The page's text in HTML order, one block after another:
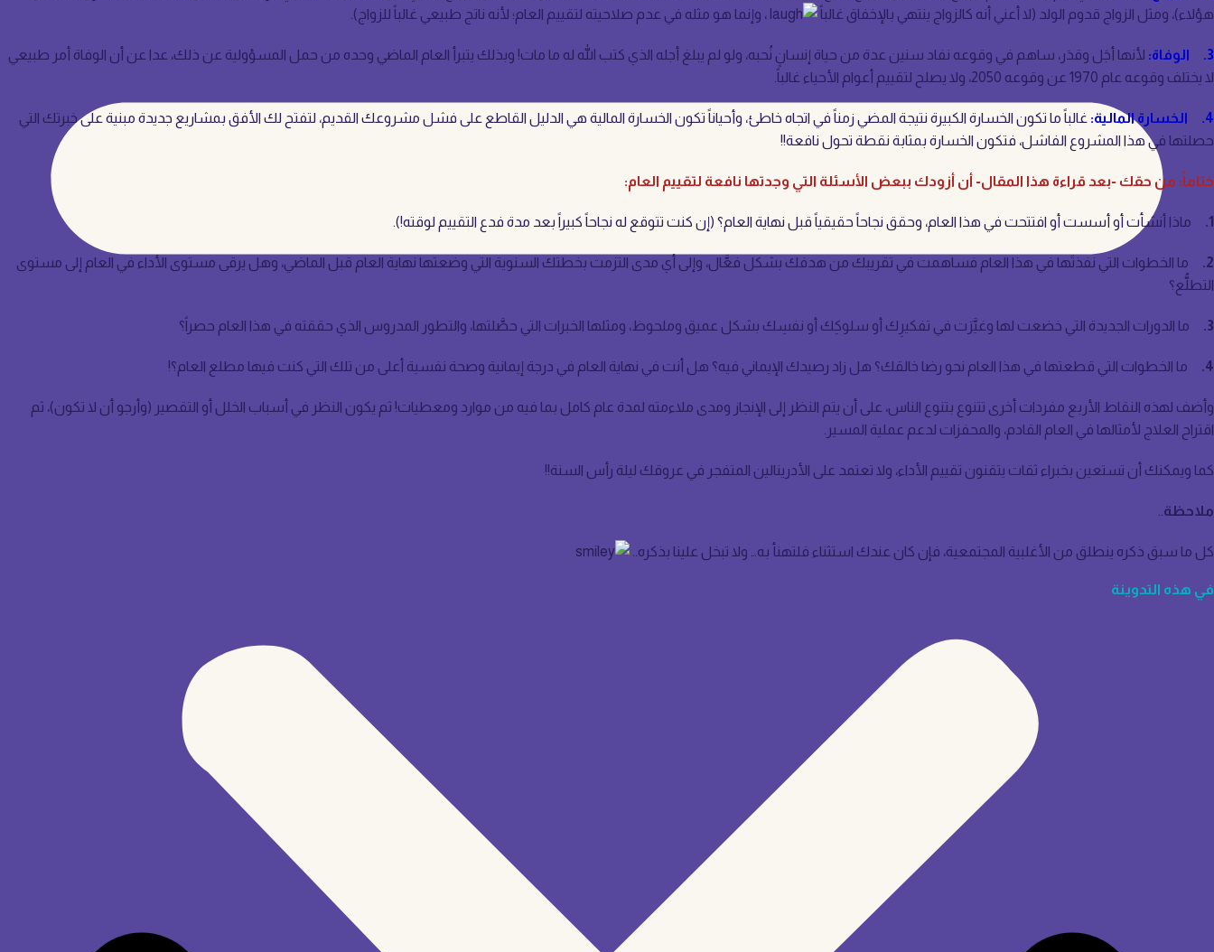
هؤلاء)، ومثل الزواج قدوم الولد (لا أعني أنه كالزواج ينتهي بالإخفاق غالباً
، وإنما هو مثله في عدم صلاحيته لتقييم العام؛ لأنه ناتج طبيعي غالباً للزواج).
3. الوفاة:
لأنها أجَل وقدَر، ساهم في وقوعه نفاد سنين عدة من حياة إنسانٍ نُحبه، ولو لم يبلغ أجله الذي كتب الله له ما مات! وبذلك يتبرأ العام الماضي وحده من حمل المسؤولية عن ذلك، عدا عن أن الوفاة أمر طبيعي
لا يختلف وقوعه عام 1970 عن وقوعه 2050، ولا يصلح لتقييم أعوام الأحياء غالباً.
4. الخسارة المالية:
غالباً ما تكون الخسارة الكبيرة نتيجة المضي زمناً في اتجاه خاطئ، وأحياناً تكون الخسارة المالية هي الدليل القاطع على فشل مشروعك القديم، لتفتح لك الأفق بمشاريع جديدة مبنية على خبرتك التي
حصلتها في هذا المشروع الفاشل، فتكون الخسارة بمثابة نقطة تحول نافعة!!
ختاماً: من حقك -بعد قراءة هذا المقال- أن أزودك ببعض الأسئلة التي وجدتها نافعة لتقييم العام:
1. ماذا أنشأت أو أسست أو افتتحت في هذا العام، وحقق نجاحاً حقيقياً قبل نهاية العام؟ (إن كنت تتوقع له نجاحاً كبيراً بعد مدة فدع التقييم لوقته!).
2.
ما الخطوات التي نفذتَها في هذا العام فساهمت في تقريبك من هدفك بشكل فعَّال، وإلى أي مدى التزمت بخطتك السنوية التي وضعتها نهاية العام قبل الماضي، وهل يرقى مستوى الأداء في العام إلى مستوى
التطلُّع؟
3. ما الدورات الجديدة التي خضعت لها وغيَّرَت في تفكيرِك أو سلوكِك أو نفسِك بشكل عميق وملحوظ، ومثلها الخبرات التي حصَّلتها، والتطور المدروس الذي حققته في هذا العام حصراً؟
4. ما الخطوات التي قطعتها في هذا العام نحو رضا خالقك؟ هل زاد رصيدك الإيماني فيه؟ هل أنت في نهاية العام في درجة إيمانية وصحة نفسية أعلى من تلك التي كنت فيها مطلع العام؟!
وأضف لهذه النقاط الأربع مفردات أخرى تتنوع بتنوع الناس، على أن يتم النظر إلى الإنجاز ومدى ملاءمته لمدة عام كامل بما فيه من موارد ومعطيات! ثم يكون النظر في أسباب الخلل أو التقصير (وأرجو أن لا تكون)، ثم
اقتراح العلاج لأمثالها في العام القادم، والمحفزات لدعم عملية المسير.
كما ويمكنك أن تستعين بخبراء ثقات يتقنون تقييم الأداء، ولا تعتمد على الأدرينالين المتفجر في عروقك ليلة رأس السنة!!
ملاحظة
كل ما سبق ذكره ينطلق من الأغلبية المجتمعية، فإن كان عندك استثناء فلتهنأ به… ولا تبخل علينا بذكره..
في هذه التدوينة